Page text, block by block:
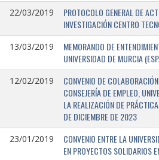
22/03/2019
PROTOCOLO GENERAL DE
INVESTIGACIÓN CENTRO
13/03/2019
MEMORANDO DE
UNIVERSIDAD DE MURCIA
12/02/2019
CONVENIO DE
CONSEJERÍA DE EMPLEO,
LA REALIZACIÓN DE
DE DICIEMBRE DE 2023
23/01/2019
CONVENIO ENTRE LA
EN PROYECTOS SOLIDARIOS